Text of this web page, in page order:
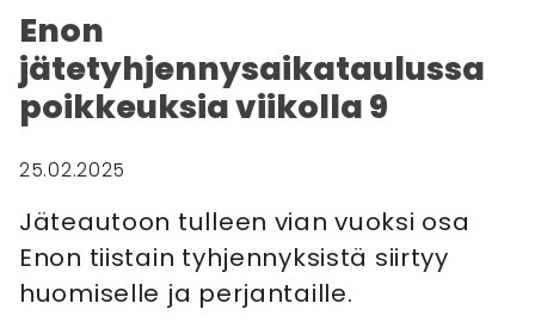
Enon
jätetyhjennysaikataulussa
poikkeuksia viikolla 9
25.02.2025
Jäteautoon tulleen vian vuoksi osa
Enon tiistain tyhjennyksistä siirtyy
huomiselle ja perjantaille.